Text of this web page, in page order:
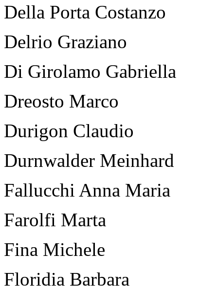
Della Porta Costanzo
Delrio Graziano
Di Girolamo Gabriella
Dreosto Marco
Durigon Claudio
Durnwalder Meinhard
Fallucchi Anna Maria
Farolfi Marta
Fina Michele
Floridia Barbara